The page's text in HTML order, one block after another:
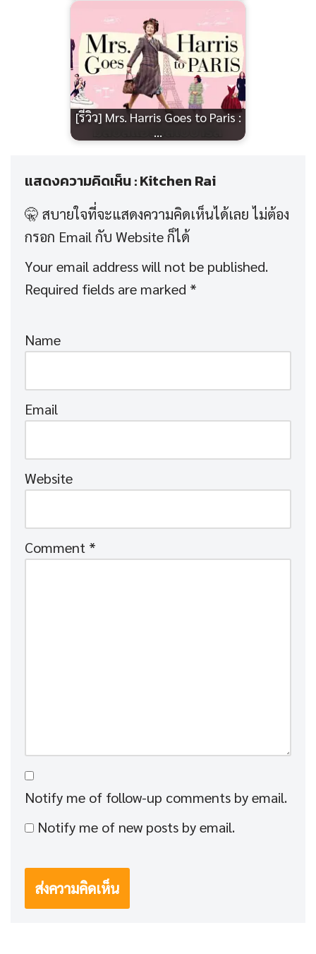
[รีวิว] Mrs. Harris Goes to Paris :
…
แสดงความคิดเห็น : Kitchen Rai
Your email address will not be published.
Required fields are marked *
Name
Email
Website
Comment *
Notify me of follow-up comments by email.
Notify me of new posts by email.